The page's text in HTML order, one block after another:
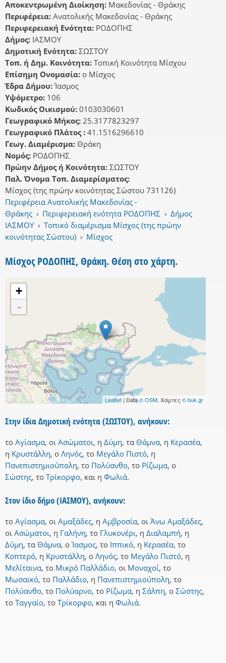
Αποκεντρωμένη Διοίκηση: Μακεδονίας - Θράκης
Περιφέρεια: Ανατολικής Μακεδονίας - Θράκης
Περιφερειακή Ενότητα: ΡΟΔΟΠΗΣ
Δήμος: ΙΑΣΜΟΥ
Δημοτική Ενότητα: ΣΩΣΤΟΥ
Τοπ. ή Δημ. Κοινότητα: Τοπική Κοινότητα Μίσχου
Επίσημη Ονομασία: ο Μίσχος
Έδρα Δήμου: Ίασμος
Υψόμετρο: 106
Κωδικός Οικισμού: 0103030601
Γεωγραφικό Μήκος: 25.3177823297
Γεωγραφικό Πλάτος : 41.1516296610
Γεωγ. Διαμέρισμα: Θράκη
Νομός: ΡΟΔΟΠΗΣ
Πρώην Δήμος ή Κοινότητα: ΣΩΣΤΟΥ
Παλ. Όνομα Τοπ. Διαμερίσματος:
Μίσχος (της πρώην κοινότητας Σώστου 731126)
Περιφέρεια Ανατολικής Μακεδονίας -
Θράκης › Περιφερειακή ενότητα ΡΟΔΟΠΗΣ › Δήμος
ΙΑΣΜΟΥ › Τοπικό διαμέρισμα Μίσχος (της πρώην
κοινότητας Σώστου) › Μίσχος
Μίσχος ΡΟΔΟΠΗΣ, Θράκη. Θέση στο χάρτη.
+
-
Leaflet | Data© OSM, Χάρτες © buk.gr
Στην ίδια Δημοτική ενότητα (ΣΩΣΤΟΥ), ανήκουν:
το Αγίασμα, οι Ασώματοι, η Δύμη, τα Θάμνα, η Κερασέα,
η Κρυστάλλη, ο Ληνός, το Μεγάλο Πιστό, η
Πανεπιστημιούπολη, το Πολύανθο, το Ρίζωμα, ο
Σώστης, το Τρίκορφο, και η Φωλιά.
Στον ίδιο δήμο (ΙΑΣΜΟΥ), ανήκουν:
το Αγίασμα, οι Αμαξάδες, η Αμβροσία, οι Άνω Αμαξάδες,
οι Ασώματοι, η Γαλήνη, το Γλυκονέρι, η Διαλαμπή, η
Δύμη, τα Θάμνα, ο Ίασμος, το Ιππικό, η Κερασέα, το
Κοπτερό, η Κρυστάλλη, ο Ληνός, το Μεγάλο Πιστό, η
Μελίταινα, το Μικρό Παλλάδιο, οι Μοναχοί, το
Μωσαϊκό, το Παλλάδιο, η Πανεπιστημιούπολη, το
Πολύανθο, το Πολύαρνο, το Ρίζωμα, η Σάλπη, ο Σώστης,
το Ταγγαίο, το Τρίκορφο, και η Φωλιά.